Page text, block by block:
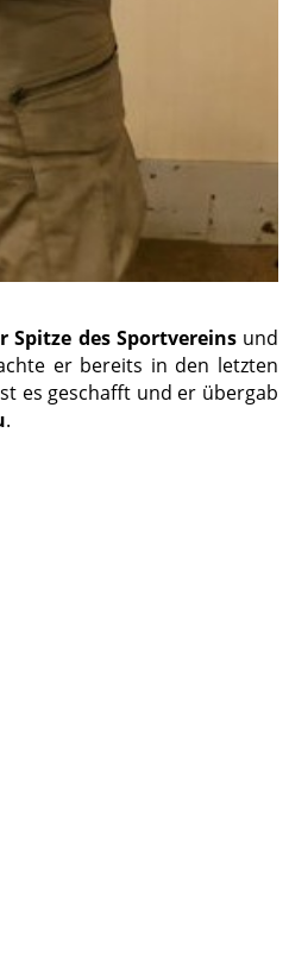
Spitze des Sportvereinsund
er bereits in den letzten
es geschafft und er übergab
.